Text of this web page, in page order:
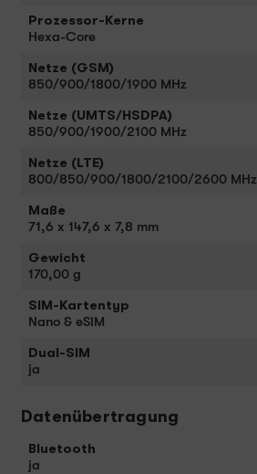
Prozessor-Kerne
Hexa-Core
Netze (GSM)
850/900/1800/1900 MHz
Netze (UMTS/HSDPA)
850/900/1900/2100 MHz
Netze (LTE)
800/850/900/1800/2100/2600 MHz
Maße
71,6 x 147,6 x 7,8 mm
Gewicht
170,00 g
SIM-Kartentyp
Nano & eSIM
Dual-SIM
ja
Datenübertragung
Bluetooth
ja